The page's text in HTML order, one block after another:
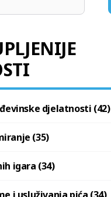
djelatnosti (42)
(35)
igara (34)